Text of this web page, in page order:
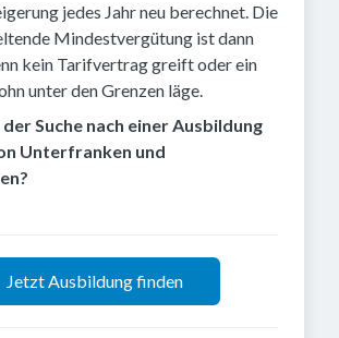
jedes Jahr neu berechnet. Die
Mindestvergütung ist dann
kein Tarifvertrag greift oder ein
unter den Grenzen läge.
Suche nach einer Ausbildung
Unterfranken und
Jetzt Ausbildung finden